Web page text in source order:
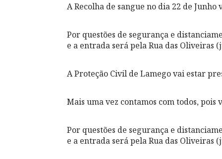
A Recolha de sangue no dia 22 de Junho
Por questões de segurança e
e a entrada será pela Rua das Oliveiras
A Proteção Civil de Lamego vai estar
Mais uma vez contamos com todos,
Por questões de segurança e
e a entrada será pela Rua das Oliveiras